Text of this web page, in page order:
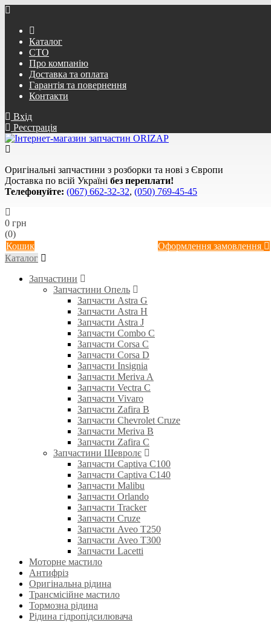
Каталог
СТО
Про компанію
Доставка та оплата
Гарантія та повернення
Контакти
Вхід
Реєстрація
Оригінальні запчастини з розборки та нові з Європи
Доставка по всій Україні без переплати!
Телефонуйте: (067) 662-32-32, (050) 769-45-45
0 грн
(0)
Кошик
Оформлення замовлення
Каталог
Запчастини
Запчастини Опель
Запчасти Astra G
Запчасти Astra H
Запчасти Astra J
Запчасти Combo C
Запчасти Corsa C
Запчасти Corsa D
Запчасти Insignia
Запчасти Meriva A
Запчасти Vectra C
Запчасти Vivaro
Запчасти Zafira B
Запчасти Chevrolet Cruze
Запчасти Meriva B
Запчасти Zafira C
Запчастини Шевролє
Запчасти Captiva C100
Запчасти Captiva C140
Запчасти Malibu
Запчасти Orlando
Запчасти Tracker
Запчасти Cruze
Запчасти Aveo T250
Запчасти Aveo T300
Запчасти Lacetti
Моторне мастило
Антифріз
Оригінальна рідина
Трансмісійне мастило
Тормозна рідина
Рідина гідропідсилювача